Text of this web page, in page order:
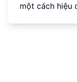
một cách hiệu